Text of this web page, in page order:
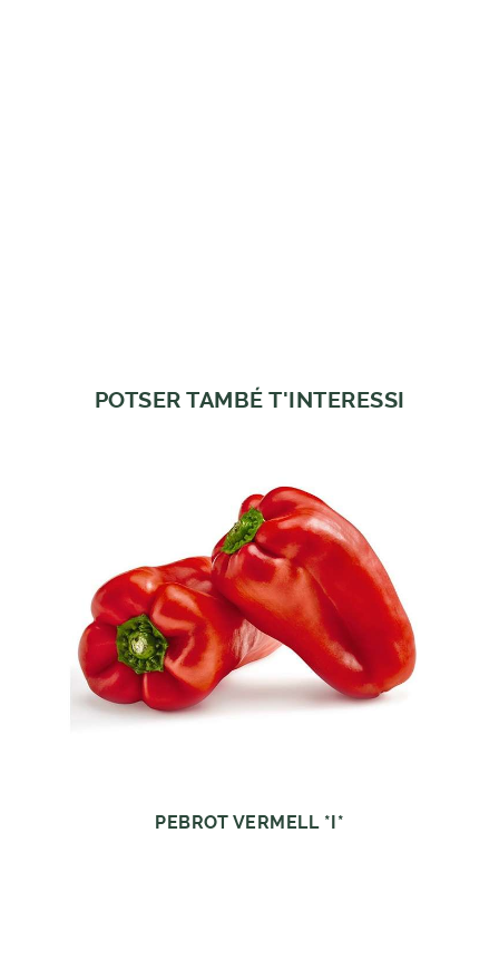
POTSER TAMBÉ T'INTERESSI
PEBROT VERMELL *I*